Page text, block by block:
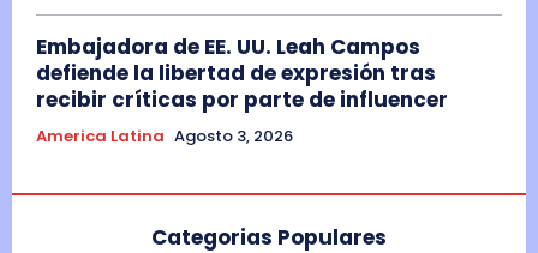
Embajadora de EE. UU. Leah Campos
defiende la libertad de expresión tras
recibir críticas por parte de influencer
America Latina Agosto 3, 2026
Categorias Populares